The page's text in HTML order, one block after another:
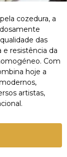
cozedura, a
das
e resistência da
Com
hoje a
artistas,